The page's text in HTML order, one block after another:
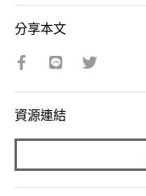
分享本文
資源連結